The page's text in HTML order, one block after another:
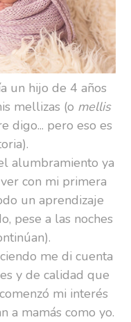
un hijo de 4 años
mellizas (o mellis
digo... pero eso es
alumbramiento ya
con mi primera
un aprendizaje
pese a las noches
me di cuenta
y de calidad que
mi interés
a mamás como yo.